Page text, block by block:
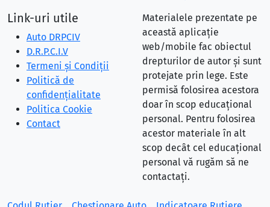
Link-uri utile
Auto DRPCIV
D.R.P.C.I.V
Termeni și Condiții
Politică de
confidențialitate
Politica Cookie
Contact
Materialele prezentate pe
această aplicație
web/mobile fac obiectul
drepturilor de autor și sunt
protejate prin lege. Este
permisă folosirea acestora
doar în scop educațional
personal. Pentru folosirea
acestor materiale în alt
scop decât cel educațional
personal vă rugăm să ne
contactați.